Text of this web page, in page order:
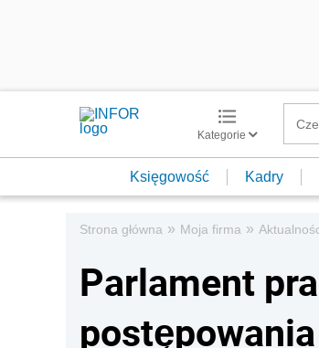
Kategorie
Księgowość Kadry
Strona główna » Moja firma »
Parlament